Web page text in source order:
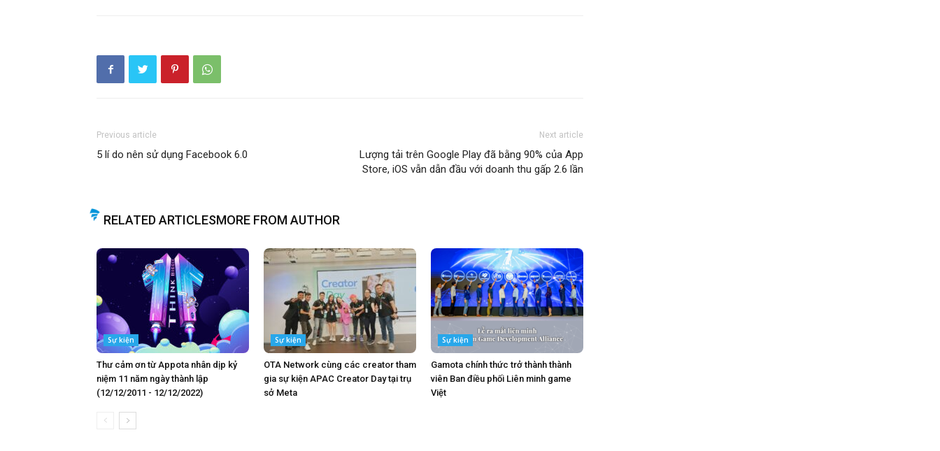
Previous article
5 lí do nên sử dụng Facebook 6.0
Next article
Lượng tải trên Google Play đã bằng 90% của App
Store, iOS vẫn dẫn đầu với doanh thu gấp 2.6 lần
RELATED ARTICLESMORE FROM AUTHOR
Sự kiện
Thư cảm ơn từ Appota nhân dịp kỷ
niệm 11 năm ngày thành lập
(12/12/2011 - 12/12/2022)
Sự kiện
OTA Network cùng các creator tham
gia sự kiện APAC Creator Day tại trụ
sở Meta
Sự kiện
Gamota chính thức trở thành thành
viên Ban điều phối Liên minh game
Việt